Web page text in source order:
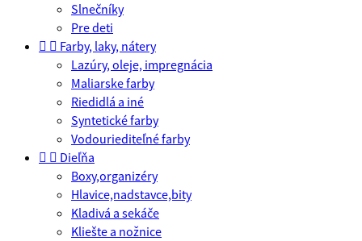
Slnečníky
Pre deti
  Farby, laky, nátery
Lazúry, oleje, impregnácia
Maliarske farby
Riedidlá a iné
Syntetické farby
Vodouriediteľné farby
  Dieľňa
Boxy,organizéry
Hlavice,nadstavce,bity
Kladivá a sekáče
Kliešte a nožnice